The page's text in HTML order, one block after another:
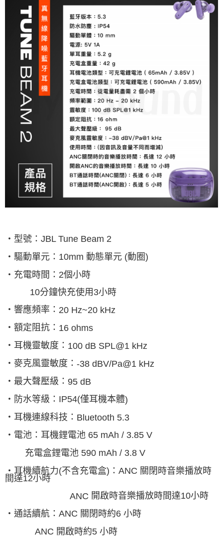
‧型號： JBL Tune Beam 2
‧驅動單元： 10mm 動態單元 (動圈)
‧充電時間： 2個小時
10分鐘快充使用 3小時
‧響應頻率： 20 Hz~20 kHz
‧額定阻抗： 16 ohms
‧耳機靈敏度： 100 dB SPL@1 kHz
‧麥克風靈敏度： -38 dBV/Pa@1 kHz
‧最大聲壓級： 95 dB
‧防水等級： IP54(僅耳機本體)
‧耳機連線科技： Bluetooth 5.3
‧電池：耳機鋰電池 65 mAh / 3.85 V
充電盒鋰電池 590 mAh / 3.8 V
‧耳機續航力(不含充電盒) ： ANC 關閉時音樂播放時
間達12小時
ANC 開啟時音樂播放時間達10小時
‧通話續航： ANC 關閉時約6 小時
ANC 開啟時約5 小時